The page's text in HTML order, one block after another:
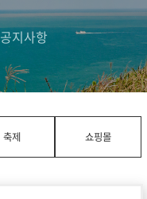
공지사항
축제 쇼핑몰